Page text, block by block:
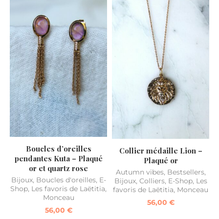
Boucles d’oreilles
pendantes Kuta – Plaqué
or et quartz rose
Bijoux, Boucles d'oreilles, E-
Shop, Les favoris de Laëtitia,
Monceau
56,00 €
Collier médaille Lion –
Plaqué or
Autumn vibes, Bestsellers,
Bijoux, Colliers, E-Shop, Les
favoris de Laëtitia, Monceau
56,00 €